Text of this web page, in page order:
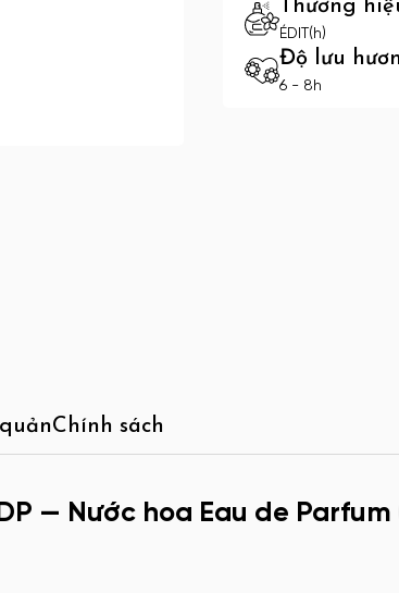
Thương
ÉDIT(h)
Độ lưu
6 - 8h
Chính sách
— Nước hoa Eau de Parfum